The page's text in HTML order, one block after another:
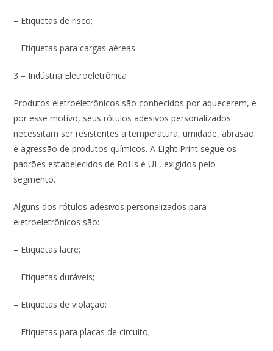
– Etiquetas de risco;
– Etiquetas para cargas aéreas.
3 – Indústria Eletroeletrônica
Produtos eletroeletrônicos são conhecidos por aquecerem, e
por esse motivo, seus rótulos adesivos personalizados
necessitam ser resistentes a temperatura, umidade, abrasão
e agressão de produtos químicos. A Light Print segue os
padrões estabelecidos de RoHs e UL, exigidos pelo
segmento.
Alguns dos rótulos adesivos personalizados para
eletroeletrônicos são:
– Etiquetas lacre;
– Etiquetas duráveis;
– Etiquetas de violação;
– Etiquetas para placas de circuito;